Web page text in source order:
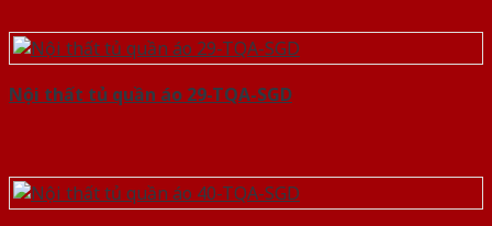
Nội thất tủ quần áo 29-TQA-SGD